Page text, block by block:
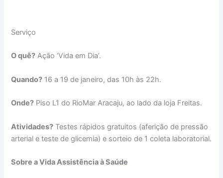
Serviço
O quê? Ação ‘Vida em Dia’.
Quando? 16 a 19 de janeiro, das 10h às 22h.
Onde? Piso L1 do RioMar Aracaju, ao lado da loja Freitas.
Atividades? Testes rápidos gratuitos (aferição de pressão
arterial e teste de glicemia) e sorteio de 1 coleta laboratorial.
Sobre a Vida Assistência à Saúde